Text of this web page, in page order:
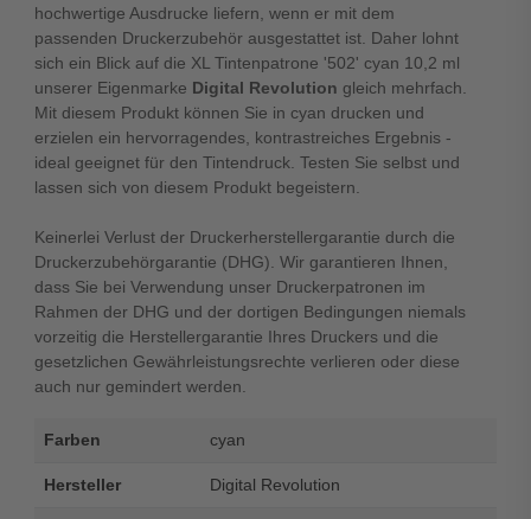
hochwertige Ausdrucke liefern, wenn er mit dem
passenden Druckerzubehör ausgestattet ist. Daher lohnt
sich ein Blick auf die XL Tintenpatrone '502' cyan 10,2 ml
unserer Eigenmarke Digital Revolution gleich mehrfach.
Mit diesem Produkt können Sie in cyan drucken und
erzielen ein hervorragendes, kontrastreiches Ergebnis -
ideal geeignet für den Tintendruck. Testen Sie selbst und
lassen sich von diesem Produkt begeistern.
Keinerlei Verlust der Druckerherstellergarantie durch die
Druckerzubehörgarantie (DHG). Wir garantieren Ihnen,
dass Sie bei Verwendung unser Druckerpatronen im
Rahmen der DHG und der dortigen Bedingungen niemals
vorzeitig die Herstellergarantie Ihres Druckers und die
gesetzlichen Gewährleistungsrechte verlieren oder diese
auch nur gemindert werden.
Farben cyan
Hersteller Digital Revolution